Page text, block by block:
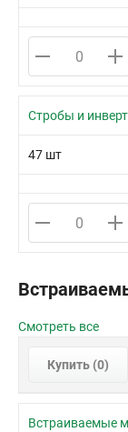
Стробы и
47 шт
Смотреть все
Купить (0)
Встраиваемые